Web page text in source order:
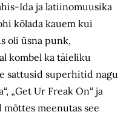
Ida ja latiinomuusika
kõlada kauem kui
oli üsna punk,
kombel ka täieliku
sattusid superhitid nagu
„Get Ur Freak On“ ja
meenutas see